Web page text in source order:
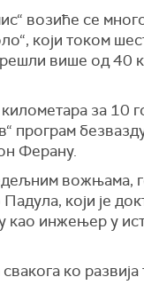
возиће се
који током
више од 40
за 10
програм
Ферану.
вожњама,
који је
као инжењер у
ко